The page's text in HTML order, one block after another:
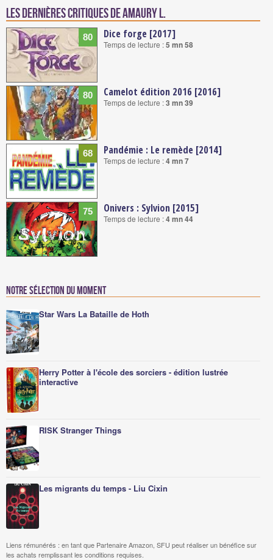
Les dernières critiques de Amaury L.
80 Dice forge [2017]
Temps de lecture :5 mn 58
80 Camelot édition 2016 [2016]
Temps de lecture :3 mn 39
68 Pandémie : Le remède [2014]
Temps de lecture :4 mn 7
75 Onivers : Sylvion [2015]
Temps de lecture :4 mn 44
Notre sélection du moment
Star Wars La Bataille de Hoth
Herry Potter à l'école des sorciers - édition lustrée
interactive
RISK Stranger Things
Les migrants du temps - Liu Cixin
Liens rémunérés : en tant que Partenaire Amazon, SFU peut réaliser un bénéfice sur
les achats remplissant les conditions requises.